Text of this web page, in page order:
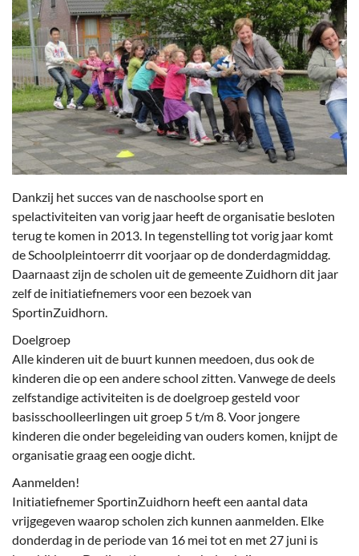
Dankzij het succes van de naschoolse sport en
spelactiviteiten van vorig jaar heeft de organisatie besloten
terug te komen in 2013. In tegenstelling tot vorig jaar komt
de Schoolpleintoerrr dit voorjaar op de donderdagmiddag.
Daarnaast zijn de scholen uit de gemeente Zuidhorn dit jaar
zelf de initiatiefnemers voor een bezoek van
SportinZuidhorn.
Doelgroep
Alle kinderen uit de buurt kunnen meedoen, dus ook de
kinderen die op een andere school zitten. Vanwege de deels
zelfstandige activiteiten is de doelgroep gesteld voor
basisschoolleerlingen uit groep 5 t/m 8. Voor jongere
kinderen die onder begeleiding van ouders komen, knijpt de
organisatie graag een oogje dicht.
Aanmelden!
Initiatiefnemer SportinZuidhorn heeft een aantal data
vrijgegeven waarop scholen zich kunnen aanmelden. Elke
donderdag in de periode van 16 mei tot en met 27 juni is